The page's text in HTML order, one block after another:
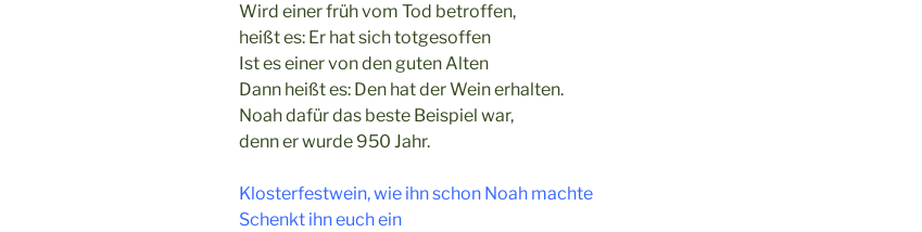
Wird einer früh vom Tod betroffen,
heißt es: Er hat sich totgesoffen
Ist es einer von den guten Alten
Dann heißt es: Den hat der Wein erhalten.
Noah dafür das beste Beispiel war,
denn er wurde 950 Jahr.
Klosterfestwein, wie ihn schon Noah machte
Schenkt ihn euch ein